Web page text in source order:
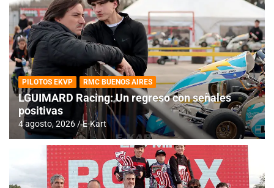
PILOTOS EKVP RMC BUENOS AIRES
LGUIMARD Racing: Un regreso con señales
positivas
4 agosto, 2026 E-Kart